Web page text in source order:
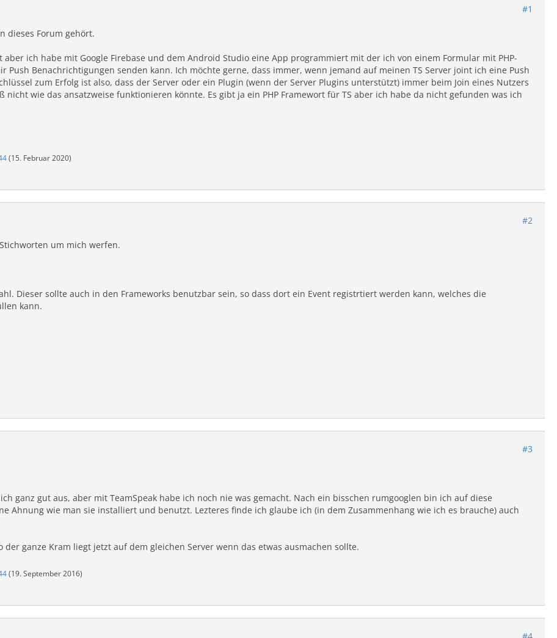
#1
dieses Forum gehört.
ich habe mit Google Firebase und dem Android Studio eine App programmiert mit der ich von einem Formular mit PHP-
Push Benachrichtigungen senden kann. Ich möchte gerne, dass immer, wenn jemand auf meinen TS Server joint ich eine Push
zum Erfolg ist also, dass der Server oder ein Plugin (wenn der Server Plugins unterstützt) immer beim Join eines Nutzers
wie das ansatzweise funktionieren könnte. Es gibt ja ein PHP Framewort für TS aber ich habe da nicht gefunden was ich
(15. Februar 2020)
#2
um mich werfen.
Dieser sollte auch in den Frameworks benutzbar sein, so dass dort ein Event registrtiert werden kann, welches die
kann.
#3
ganz gut aus, aber mit TeamSpeak habe ich noch nie was gemacht. Nach ein bisschen rumgooglen bin ich auf diese
Ahnung wie man sie installiert und benutzt. Lezteres finde ich glaube ich (in dem Zusammenhang wie ich es brauche) auch
der ganze Kram liegt jetzt auf dem gleichen Server wenn das etwas ausmachen sollte.
(19. September 2016)